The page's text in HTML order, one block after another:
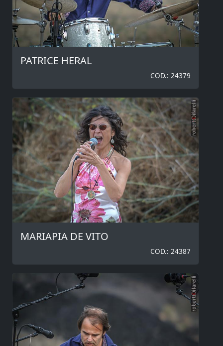
PATRICE HERAL
COD.: 24379
MARIAPIA DE VITO
COD.: 24387